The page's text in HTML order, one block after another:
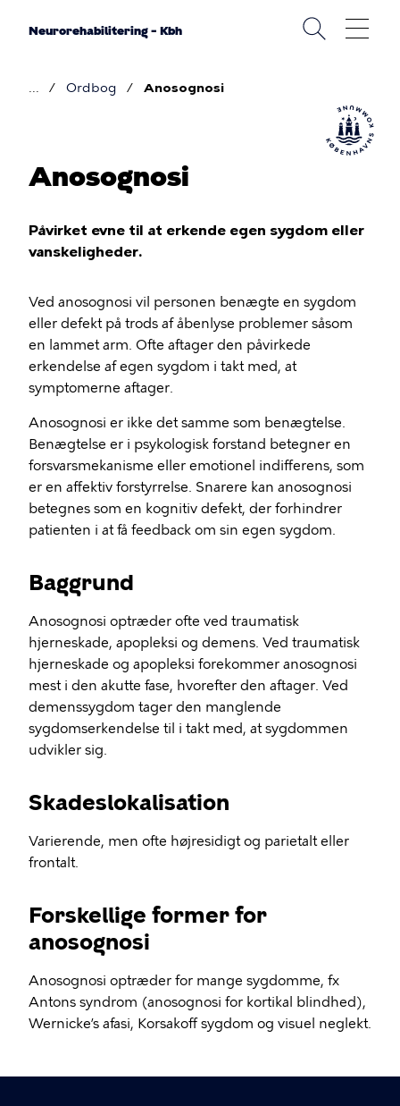
Neurorehabilitering – Kbh
Ordbog Anosognosi
Anosognosi
Påvirket evne til at erkende egen sygdom eller
vanskeligheder.
Ved anosognosi vil personen benægte en sygdom
eller defekt på trods af åbenlyse problemer såsom
en lammet arm. Ofte aftager den påvirkede
erkendelse af egen sygdom i takt med, at
symptomerne aftager.
Anosognosi er ikke det samme som benægtelse.
Benægtelse er i psykologisk forstand betegner en
forsvarsmekanisme eller emotionel indifferens, som
er en affektiv forstyrrelse. Snarere kan anosognosi
betegnes som en kognitiv defekt, der forhindrer
patienten i at få feedback om sin egen sygdom.
Baggrund
Anosognosi optræder ofte ved traumatisk
hjerneskade, apopleksi og demens. Ved traumatisk
hjerneskade og apopleksi forekommer anosognosi
mest i den akutte fase, hvorefter den aftager. Ved
demenssygdom tager den manglende
sygdomserkendelse til i takt med, at sygdommen
udvikler sig.
Skadeslokalisation
Varierende, men ofte højresidigt og parietalt eller
frontalt.
Forskellige former for
anosognosi
Anosognosi optræder for mange sygdomme, fx
Antons syndrom (anosognosi for kortikal blindhed),
Wernicke’s afasi, Korsakoff sygdom og visuel neglekt.